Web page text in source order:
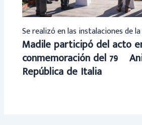
Se realizó en las instalaciones de
Madile participó del acto
conmemoración del 79º
República de Italia